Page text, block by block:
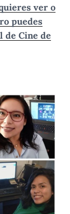
ver o
puedes
de Cine de